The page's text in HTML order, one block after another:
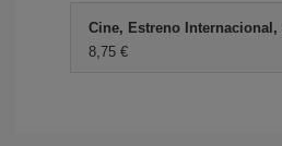
Cine, Estreno Internacional,
8,75 €